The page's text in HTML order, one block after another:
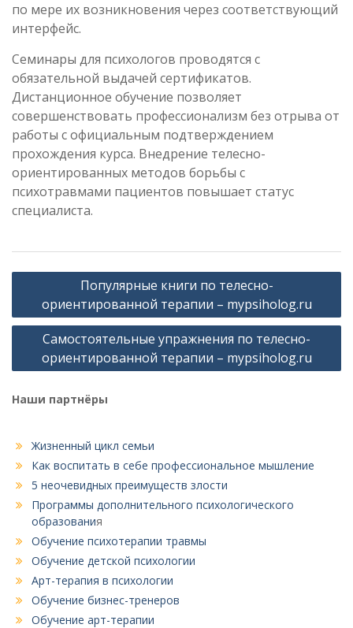
по мере их возникновения через соответствующий
интерфейс.
Семинары для психологов проводятся с
обязательной выдачей сертификатов.
Дистанционное обучение позволяет
совершенствовать профессионализм без отрыва от
работы с официальным подтверждением
прохождения курса. Внедрение телесно-
ориентированных методов борьбы с
психотравмами пациентов повышает статус
специалиста.
Навигация
записям
Популярные книги по телесно-
ориентированной терапии – mypsiholog.ru
Самостоятельные упражнения по телесно-
ориентированной терапии – mypsiholog.ru
Наши партнёры
Жизненный цикл семьи
Как воспитать в себе профессиональное мышление
5 неочевидных преимуществ злости
Программы дополнительного психологического
образования
Обучение психотерапии травмы
Обучение детской психологии
Арт-терапия в психологии
Обучение бизнес-тренеров
Обучение арт-терапии